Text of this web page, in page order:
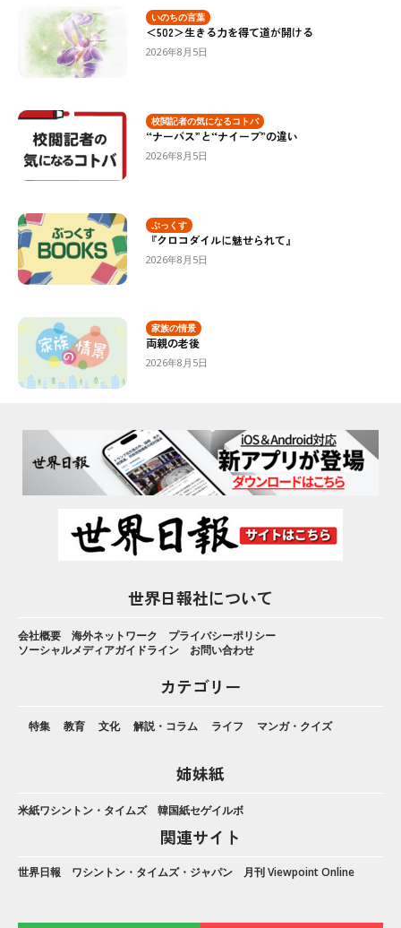
いのちの言葉
＜502＞生きる力を得て道が開ける
2026年8月5日
校閲記者の気になるコトバ
“ナーバス”と“ナイーブ”の違い
2026年8月5日
ぶっくす
『クロコダイルに魅せられて』
2026年8月5日
家族の情景
両親の老後
2026年8月5日
世界日報社について
会社概要 海外ネットワーク
プライバシーポリシー
ソーシャルメディアガイドライン
お問い合わせ
カテゴリー
特集 教育 文化 解説・コラム ライフ マンガ・クイズ
姉妹紙
米紙ワシントン・タイムズ 韓国紙セゲイルボ
関連サイト
世界日報 ワシントン・タイムズ・ジャパン 月刊 Viewpoint Online